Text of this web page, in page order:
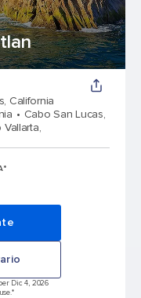
California
Cabo San Lucas,
Vallarta,
Dic 4, 2026